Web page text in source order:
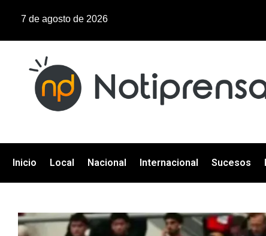
7 de agosto de 2026
Inicio Local Nacional Internacional Sucesos